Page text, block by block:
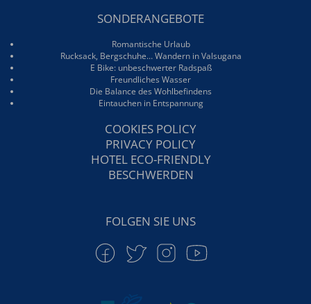
SONDERANGEBOTE
Romantische Urlaub
Rucksack, Bergschuhe… Wandern in Valsugana
E Bike: unbeschwerter Radspaß
Freundliches Wasser
Die Balance des Wohlbefindens
Eintauchen in Entspannung
COOKIES POLICY
PRIVACY POLICY
HOTEL ECO-FRIENDLY
BESCHWERDEN
FOLGEN SIE UNS